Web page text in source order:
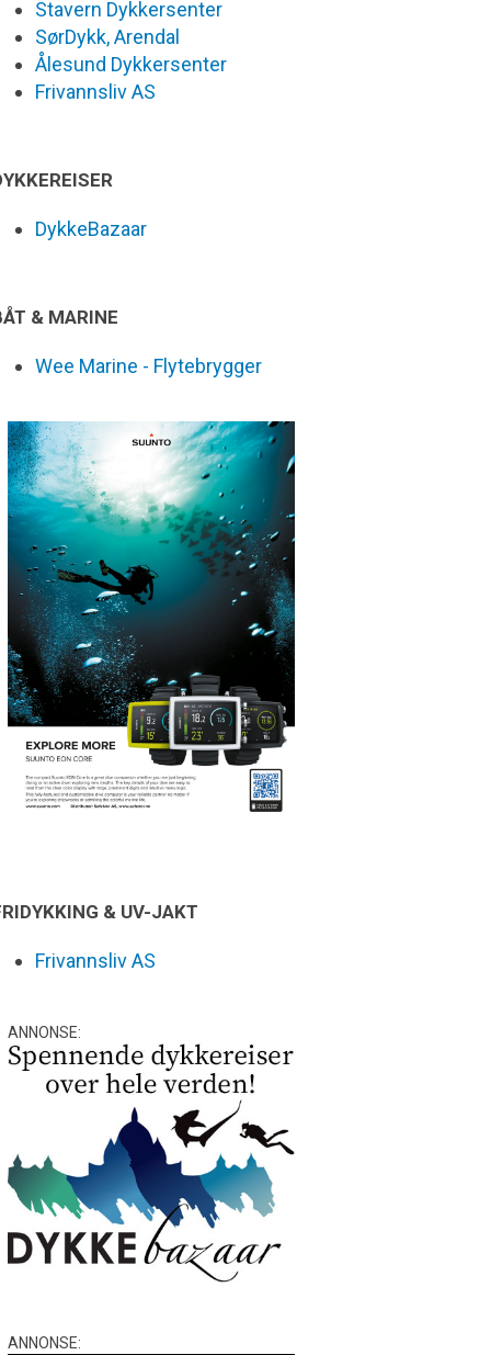
Stavern Dykkersenter
SørDykk, Arendal
Ålesund Dykkersenter
Frivannsliv AS
DykkeBazaar
& MARINE
Wee Marine - Flytebrygger
& UV-JAKT
Frivannsliv AS
ANNONSE:
ANNONSE: